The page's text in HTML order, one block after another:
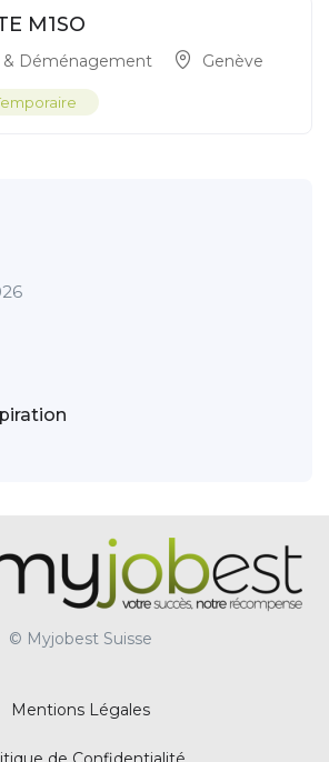
M1SO
& Déménagement Genève
© Myjobest Suisse
Mentions Légales